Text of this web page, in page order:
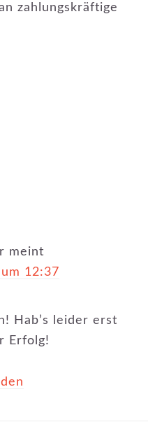
zahlungskräftige
meint
12:37
Hab’s leider erst
Erfolg!